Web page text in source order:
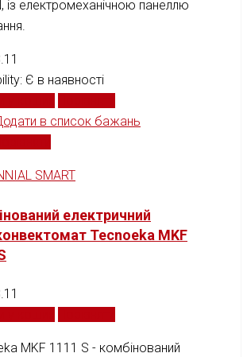
із електромеханічною панеллю
Є в наявності
в список бажань
SMART
електричний
Tecnoeka MKF
MKF 1111 S - комбінований